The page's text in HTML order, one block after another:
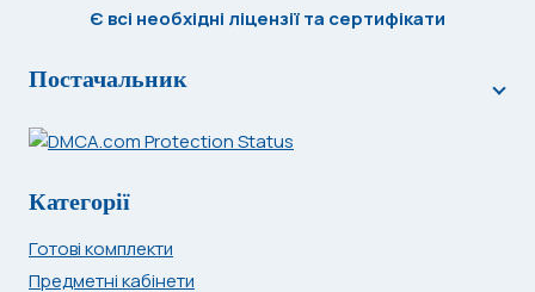
Є всі необхідні ліцензії та сертифікати
Постачальник
Категорії
Готові комплекти
Предметні кабінети